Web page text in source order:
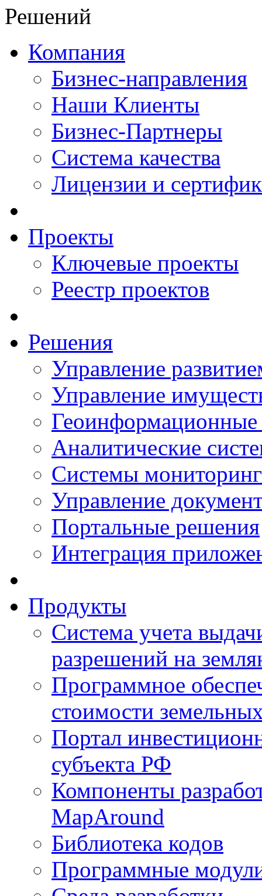
Компания
Бизнес-направления
Наши Клиенты
Бизнес-Партнеры
Система качества
Лицензии и
Проекты
Ключевые проекты
Реестр проектов
Решения
Управление
Управление
Аналитические
Системы
Управление
Портальные решения
Интеграция
Продукты
Система учета
разрешений на
Программное
стоимости
Портал
субъекта РФ
Компоненты
MapAround
Библиотека кодов
Программные